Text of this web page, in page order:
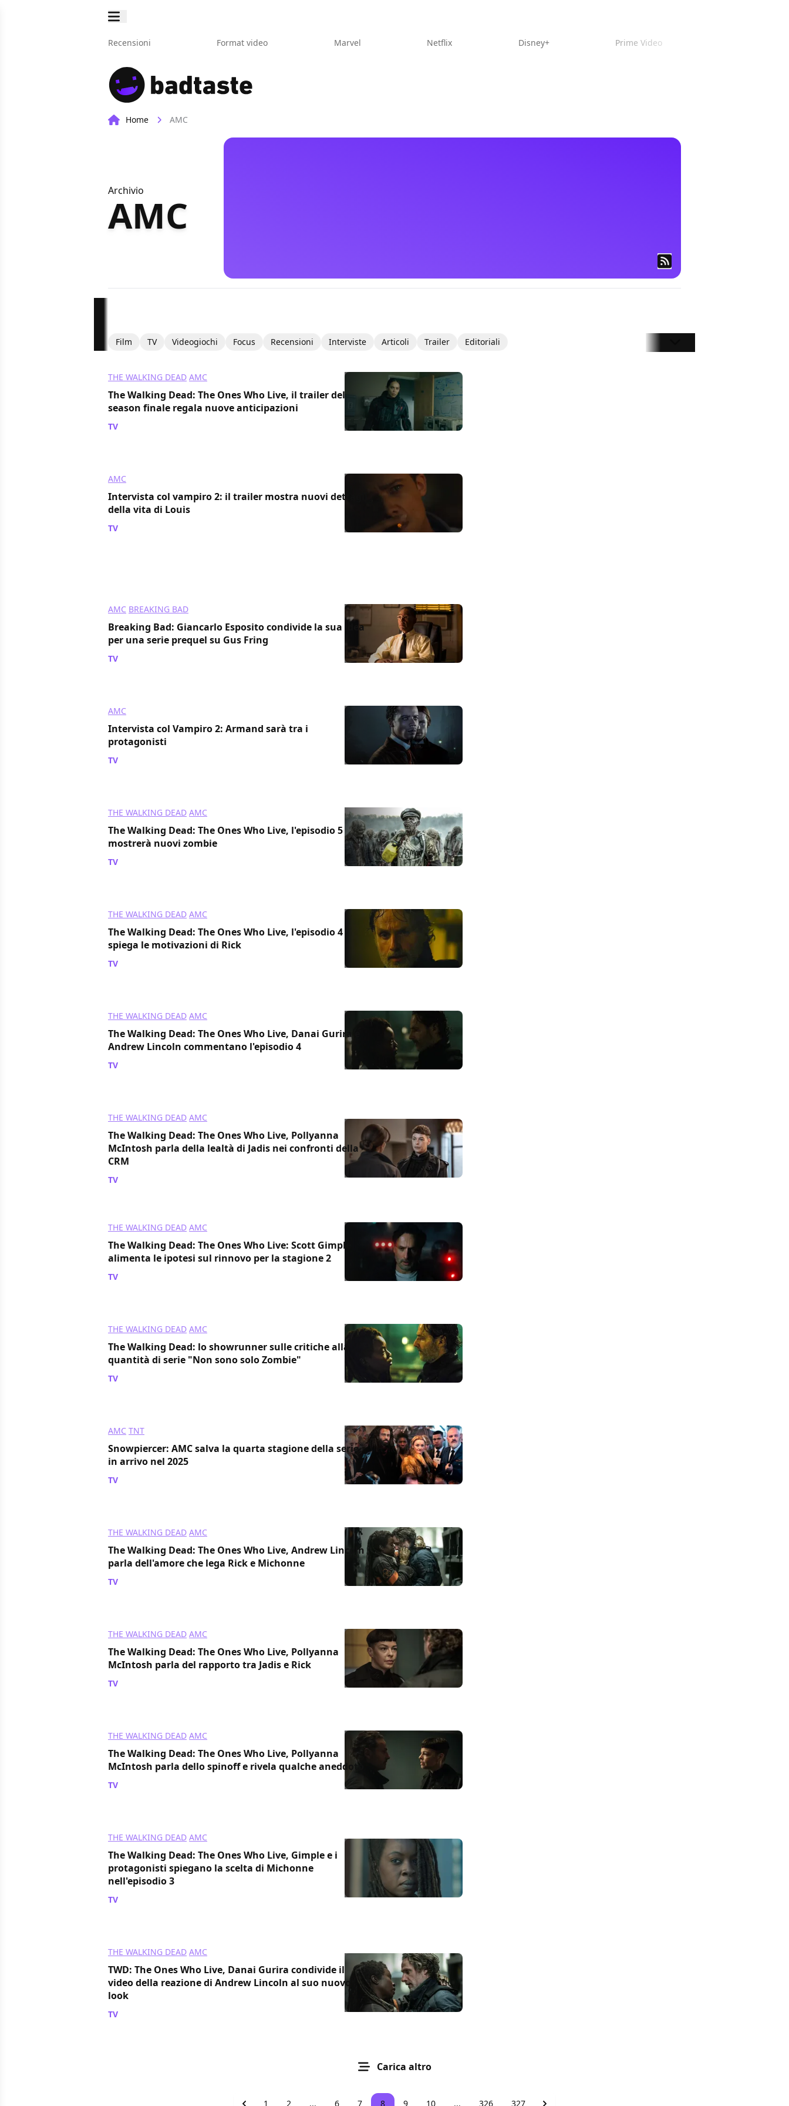
Recensioni Format video Marvel Netflix Disney+ Prime Video
Home AMC
Archivio
AMC
Film TV Videogiochi Focus Recensioni Interviste Articoli Trailer Editoriali
THE WALKING DEAD AMC
The Walking Dead: The Ones Who Live, il trailer del
season finale regala nuove anticipazioni
TV
AMC
Intervista col vampiro 2: il trailer mostra nuovi dettagli
della vita di Louis
TV
AMC BREAKING BAD
Breaking Bad: Giancarlo Esposito condivide la sua idea
per una serie prequel su Gus Fring
TV
AMC
Intervista col Vampiro 2: Armand sarà tra i
protagonisti
TV
THE WALKING DEAD AMC
The Walking Dead: The Ones Who Live, l'episodio 5
mostrerà nuovi zombie
TV
THE WALKING DEAD AMC
The Walking Dead: The Ones Who Live, l'episodio 4
spiega le motivazioni di Rick
TV
THE WALKING DEAD AMC
The Walking Dead: The Ones Who Live, Danai Gurira e
Andrew Lincoln commentano l'episodio 4
TV
THE WALKING DEAD AMC
The Walking Dead: The Ones Who Live, Pollyanna
McIntosh parla della lealtà di Jadis nei confronti della
CRM
TV
THE WALKING DEAD AMC
The Walking Dead: The Ones Who Live: Scott Gimple
alimenta le ipotesi sul rinnovo per la stagione 2
TV
THE WALKING DEAD AMC
The Walking Dead: lo showrunner sulle critiche alla
quantità di serie "Non sono solo Zombie"
TV
AMC TNT
Snowpiercer: AMC salva la quarta stagione della serie
in arrivo nel 2025
TV
THE WALKING DEAD AMC
The Walking Dead: The Ones Who Live, Andrew Lincoln
parla dell'amore che lega Rick e Michonne
TV
THE WALKING DEAD AMC
The Walking Dead: The Ones Who Live, Pollyanna
McIntosh parla del rapporto tra Jadis e Rick
TV
THE WALKING DEAD AMC
The Walking Dead: The Ones Who Live, Pollyanna
McIntosh parla dello spinoff e rivela qualche aneddoto
TV
THE WALKING DEAD AMC
The Walking Dead: The Ones Who Live, Gimple e i
protagonisti spiegano la scelta di Michonne
nell'episodio 3
TV
THE WALKING DEAD AMC
TWD: The Ones Who Live, Danai Gurira condivide il
video della reazione di Andrew Lincoln al suo nuovo
look
TV
Carica altro
1 2 ... 6 7 8 9 10 ... 326 327